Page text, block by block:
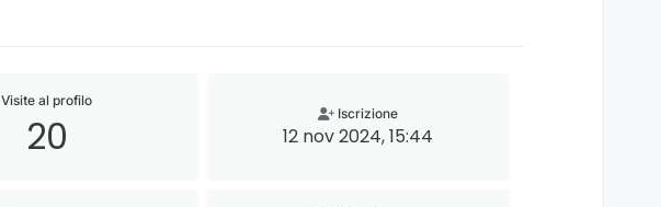
Visite al profilo
20 Iscrizione
12 nov 2024, 15:44